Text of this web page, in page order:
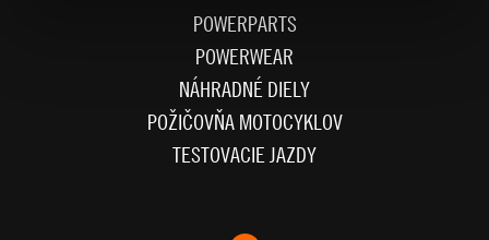
POWERPARTS
POWERWEAR
NÁHRADNÉ DIELY
POŽIČOVŇA MOTOCYKLOV
TESTOVACIE JAZDY